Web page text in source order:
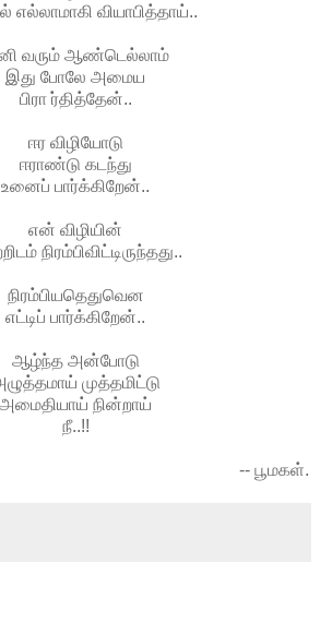
எல்லாமாகி வியாபித்தாய்..
வரும் ஆண்டெல்லாம்
இது போலே அமைய
பிரா ர்தித்தேன்..
ஈர விழியோடு
ஈராண்டு கடந்து
உனைப் பார்க்கிறேன்..
என் விழியின்
நிரம்பிவிட்டிருந்தது..
நிரம்பியதெதுவென
எட்டிப் பார்க்கிறேன்..
ஆழ்ந்த அன்போடு
முத்தமிட்டு
அமைதியாய் நின்றாய்
நீ..!!
-- பூமகள்.